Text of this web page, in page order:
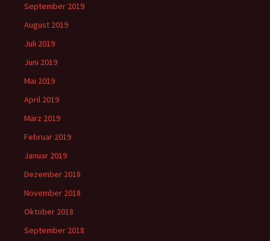
September 2019
August 2019
Juli 2019
Juni 2019
Mai 2019
April 2019
März 2019
Februar 2019
Januar 2019
Dezember 2018
November 2018
Oktober 2018
September 2018